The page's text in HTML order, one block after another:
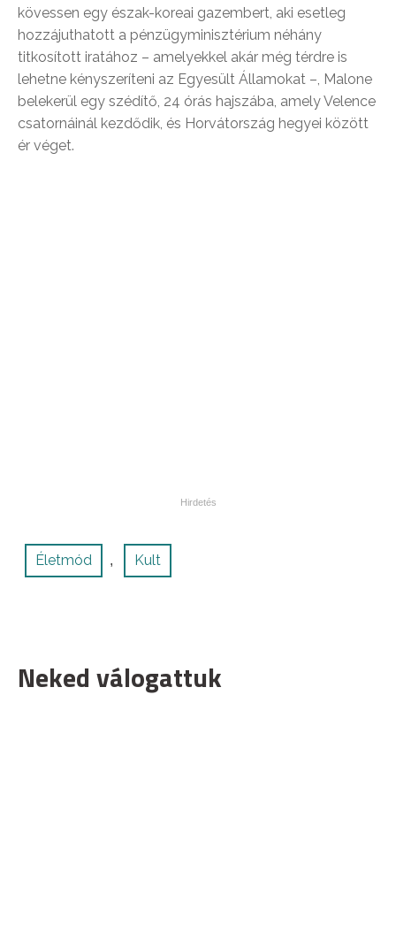
kövessen egy észak-koreai gazembert, aki esetleg
hozzájuthatott a pénzügyminisztérium néhány
titkosított iratához – amelyekkel akár még térdre is
lehetne kényszeríteni az Egyesült Államokat –, Malone
belekerül egy szédítő, 24 órás hajszába, amely Velence
csatornáinál kezdődik, és Horvátország hegyei között
ér véget.
Életmód , Kult
Neked válogattuk